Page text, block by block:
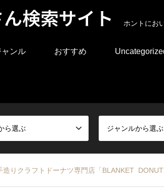
検索サイト ホントにお
ャンル おすすめ
ら選ぶ ジャンルから選ぶ
造りクラフトドーナツ専門店「BLANKET